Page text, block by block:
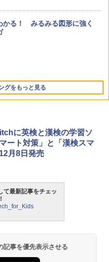
かる！ みるみる図形に強く
グをもっと見る
HD 10 キッズモデル (10イ
ク 対象年齢3歳から 数千点の
テンツが1年間使い放題
スイスイおえかき for Study
る! れんしゅうボード ひらが
ナ・すうじ・ABC 3歳以上 知
で音が聞ける!はじめてずかん
つき ([バラエティ])
もう一度ひとつひとつわかり
訂版
ードゲーム 「サーキット・
線回路をプログラミングする
書付 8歳~ 76341 誕生日 クリ
子・分子に強くなるカードゲ
に英検と漢検の学習ソ
ート対策」と「漢検スマ
月8日発売
て最新記事をチェッ
記事を優先表示させる